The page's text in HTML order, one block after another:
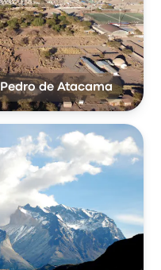
de Atacama